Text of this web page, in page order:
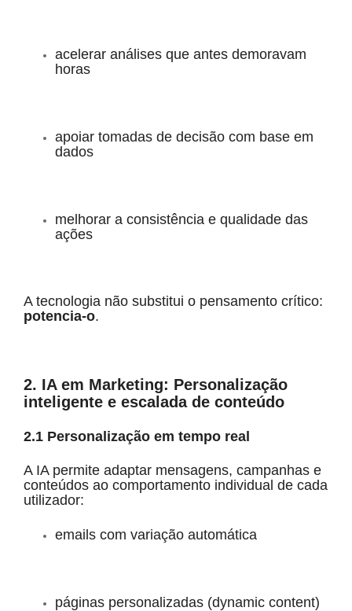
acelerar análises que antes demoravam
horas
apoiar tomadas de decisão com base em
dados
melhorar a consistência e qualidade das
ações
A tecnologia não substitui o pensamento crítico:
potencia-o.
2. IA em Marketing: Personalização
inteligente e escalada de conteúdo
2.1 Personalização em tempo real
A IA permite adaptar mensagens, campanhas e
conteúdos ao comportamento individual de cada
utilizador:
emails com variação automática
páginas personalizadas (dynamic content)